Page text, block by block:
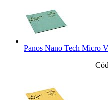
Panos Nano Tech Micro